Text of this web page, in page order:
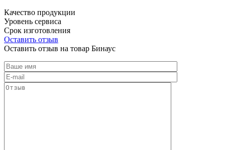
Качество продукции
Уровень сервиса
Срок изготовления
Оставить отзыв
Оставить отзыв на товар Бинаус